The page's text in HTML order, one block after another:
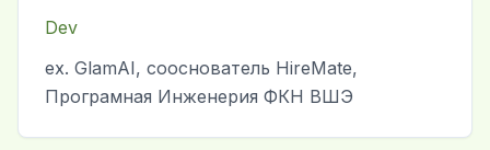
Dev
ex. GlamAI, сооснователь HireMate,
Програмная Инженерия ФКН ВШЭ